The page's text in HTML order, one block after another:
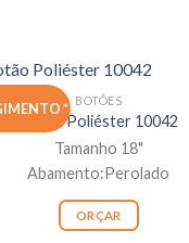
* BOTÕES
Botão Poliéster 10042
Tamanho 18"
Abamento:Perolado
ORÇAR